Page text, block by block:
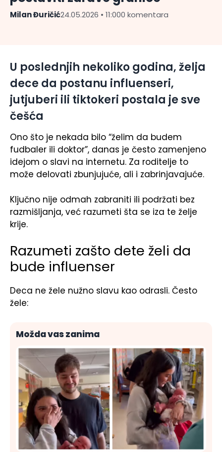
Milan Đuričić24.05.2026 • 11:000 komentara
U poslednjih nekoliko godina, želja
dece da postanu influenseri,
jutjuberi ili tiktokeri postala je sve
češća
Ono što je nekada bilo “želim da budem
fudbaler ili doktor”, danas je često zamenjeno
idejom o slavi na internetu. Za roditelje to
može delovati zbunjujuće, ali i zabrinjavajuće.
Ključno nije odmah zabraniti ili podržati bez
razmišljanja, već razumeti šta se iza te želje
krije.
Razumeti zašto dete želi da
bude influenser
Deca ne žele nužno slavu kao odrasli. Često
žele:
Možda vas zanima